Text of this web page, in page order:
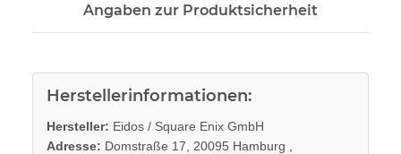
Angaben zur Produktsicherheit
Herstellerinformationen:
Hersteller: Eidos / Square Enix GmbH
Adresse: Domstraße 17, 20095 Hamburg ,